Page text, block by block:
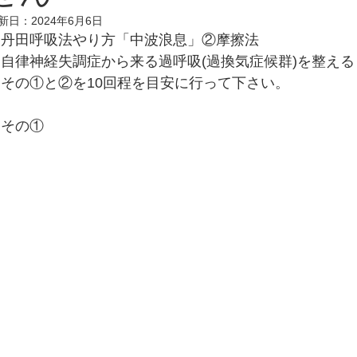
便秘、下痢、排尿異常
呼吸器の症状、過呼吸、過換気症候群 痔（じ）
日： 2024年6月6日
丹田呼吸法やり方「中波浪息」②摩擦法
自律神経失調症から来る過呼吸(過換気症候群)を整える
その①と②を10回程を目安に行って下さい。
その①